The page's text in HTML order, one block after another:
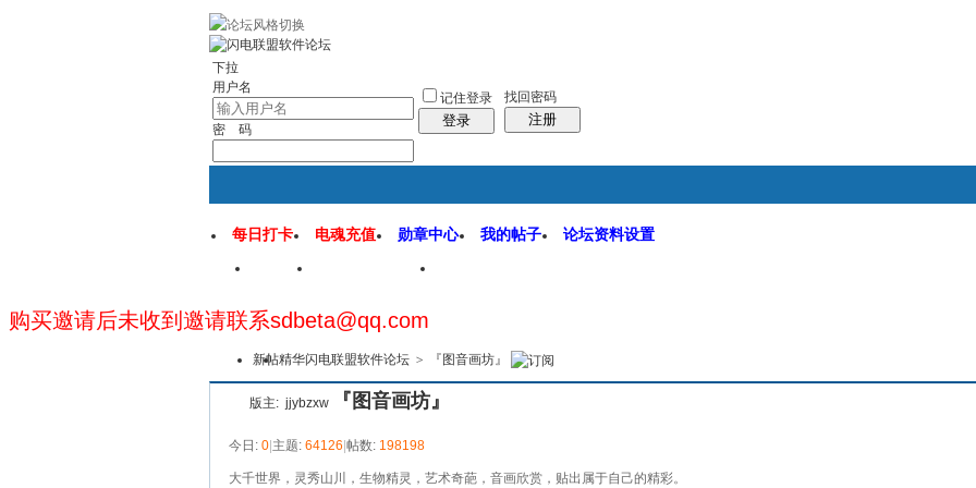
下拉
用户名
密 码
记住登录
登录
找回密码
注册
首页 闪电联盟论坛
每日打卡 电魂充值 勋章中心 我的帖子 论坛资料设置
购买邀请后未收到邀请联系sdbeta@qq.com
新帖精华闪电联盟软件论坛 > 『图音画坊』
版主: jjybzxw 『图音画坊』
今日: 0|主题: 64126|帖数: 198198
大千世界，灵秀山川，生物精灵，艺术奇葩，音画欣赏，贴出属于自己的精彩。